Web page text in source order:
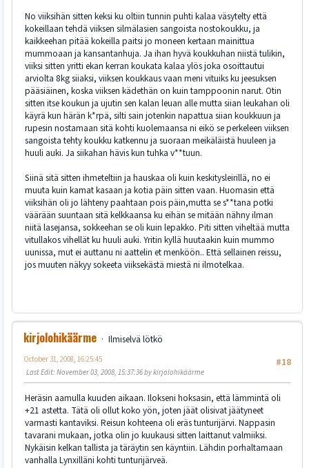
No viiksihän sitten keksi ku oltiin tunnin puhti kalaa väsytelty että
kokeillaan tehdä viiksen silmälasien sangoista nostokoukku, ja
kaikkeehan pitää kokeilla paitsi jo moneen kertaan mainittua
mummoaan ja kansantanhuja. Ja ihan hyvä koukkuhan niistä tulikin,
viiksi sitten yritti ekan kerran koukata kalaa ylös joka osoittautui
arviolta 8kg siiaksi, viiksen koukkaus vaan meni vituiks ku jeesuksen
pääsiäinen, koska viiksen kädethän on kuin tamppoonin narut. Otin
sitten itse koukun ja ujutin sen kalan leuan alle mutta siian leukahan oli
käyrä kun härän k*rpä, silti sain jotenkin napattua siian koukkuun ja
rupesin nostamaan sitä kohti kuolemaansa ni eikö se perkeleen viiksen
sangoista tehty koukku katkennu ja suoraan meikäläistä huuleen ja
huuli auki. Ja siikahan hävis kun tuhka v**tuun.
Siinä sitä sitten ihmeteltiin ja hauskaa oli kuin keskitysleirillä, no ei
muuta kuin kamat kasaan ja kotia päin sitten vaan. Huomasin että
viiksihän oli jo lähteny paahtaan pois päin,mutta se s**tana potki
väärään suuntaan sitä kelkkaansa ku eihän se mitään nähny ilman
niitä lasejansa, sokkeehan se oli kuin lepakko. Piti sitten viheltää mutta
vitullakos vihellät ku huuli auki. Yritin kyllä huutaakin kuin mummo
uunissa, mut ei auttanu ni aattelin et menköön.. Että sellainen reissu,
jos muuten näkyy sokeeta viiksekästä miestä ni ilmotelkaa.
kirjolohikäärme
Ilmiselvä lötkö
#18
October 31, 2008, 16:25:45
Last Edit: November 03, 2008, 15:37:36 by kirjolohikäärme
Heräsin aamulla kuuden aikaan. Ilokseni hoksasin, että lämmintä oli
+21 astetta. Tätä oli ollut koko yön, joten jäät olisivat jäätyneet
varmasti kantaviksi. Reisun kohteena oli eräs tunturijärvi. Nappasin
tavarani mukaan, jotka olin jo kuukausi sitten laittanut valmiiksi.
Nykäisin kelkan tallista ja täräytin sen käyntiin. Lähdin porhaltamaan
vanhalla Lynxilläni kohti tunturijärveä.